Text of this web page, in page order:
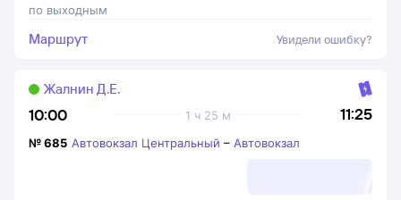
по выходным
Маршрут Увидели ошибку?
10:00 11:25
1 ч 25 м
Жалнин Д.Е.
№685 Автовокзал Центральный – Автовокзал